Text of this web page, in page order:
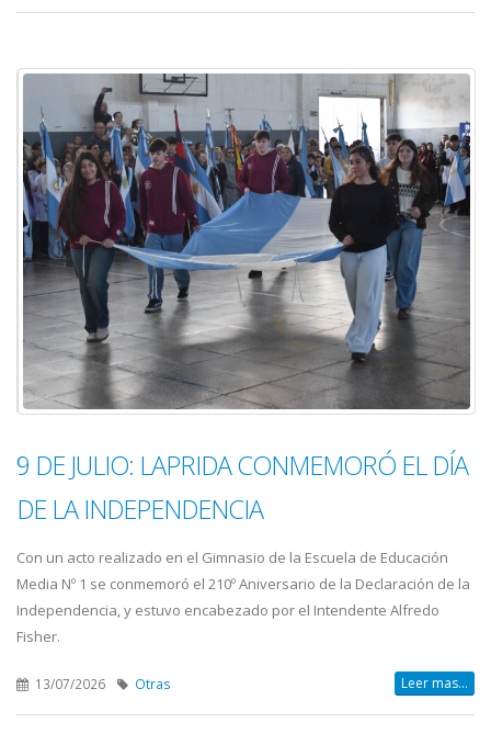
9 DE JULIO: LAPRIDA CONMEMORÓ EL DÍA
DE LA INDEPENDENCIA
Con un acto realizado en el Gimnasio de la Escuela de Educación
Media Nº 1 se conmemoró el 210º Aniversario de la Declaración de la
Independencia, y estuvo encabezado por el Intendente Alfredo
Fisher.
13/07/2026 Otras Leer mas...